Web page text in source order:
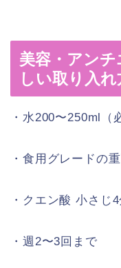
美容・アン
しい取り入れ
・水200〜250ml（
・食用グレードの
・クエン酸 小さじ
・週2〜3回まで